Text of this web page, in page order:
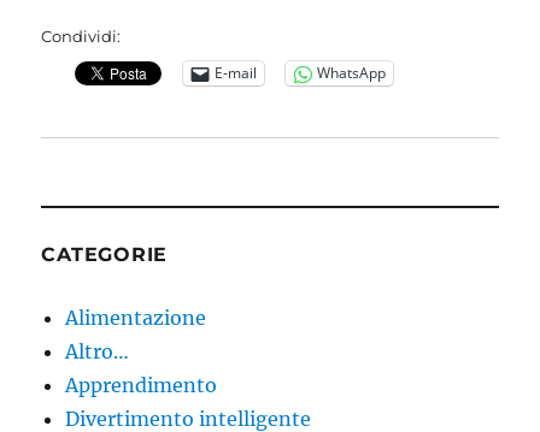
Condividi:
E-mail WhatsApp
CATEGORIE
Alimentazione
Altro…
Apprendimento
Divertimento intelligente